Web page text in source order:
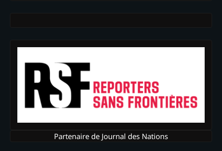
Partenaire de Journal des Nations